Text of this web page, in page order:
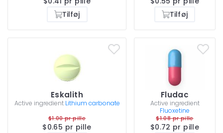
Tilføj
Tilføj
Eskalith
Active ingredient Lithium carbonate
$1.00 pr pille
$0.65 pr pille
Fludac
Active ingredient
Fluoxetine
$1.08 pr pille
$0.72 pr pille